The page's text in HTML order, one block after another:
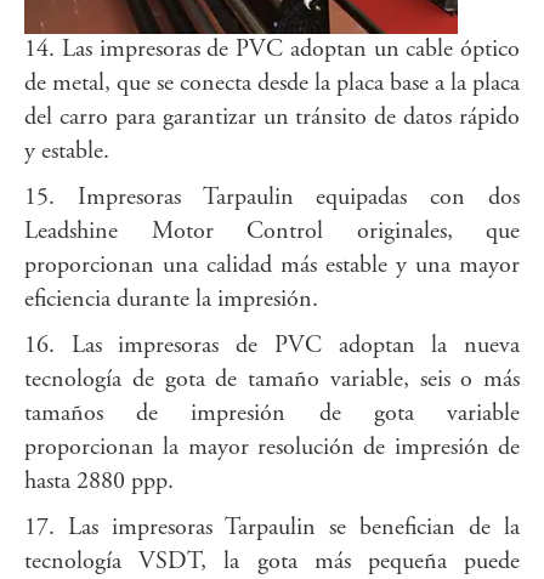
14. Las impresoras de PVC adoptan un cable óptico
de metal, que se conecta desde la placa base a la placa
del carro para garantizar un tránsito de datos rápido
y estable.
15. Impresoras Tarpaulin equipadas con dos
Leadshine Motor Control originales, que
proporcionan una calidad más estable y una mayor
eficiencia durante la impresión.
16. Las impresoras de PVC adoptan la nueva
tecnología de gota de tamaño variable, seis o más
tamaños de impresión de gota variable
proporcionan la mayor resolución de impresión de
hasta 2880 ppp.
17. Las impresoras Tarpaulin se benefician de la
tecnología VSDT, la gota más pequeña puede